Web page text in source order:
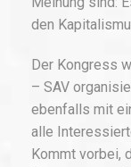
den
Der Kongress
– SAV
ebenfalls mit
alle
Kommt vorbei,